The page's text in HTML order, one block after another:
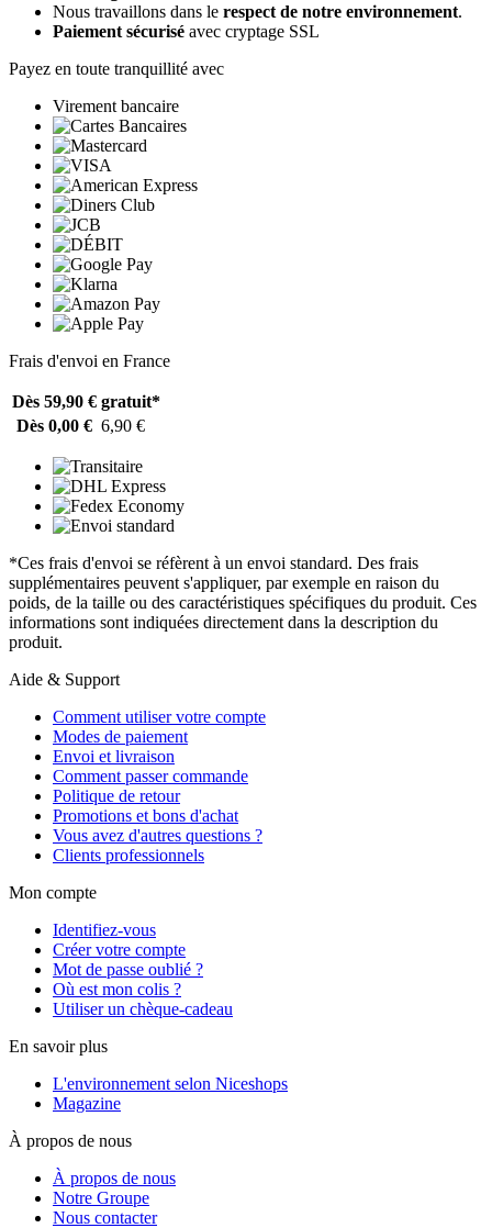
Nous travaillons dans le respect de notre environnement.
Paiement sécurisé avec cryptage SSL
Payez en toute tranquillité avec
Virement bancaire
Frais d'envoi en France
Dès 59,90 € gratuit*
Dès 0,00 € 6,90 €
*Ces frais d'envoi se réfèrent à un envoi standard. Des frais
supplémentaires peuvent s'appliquer, par exemple en raison du
poids, de la taille ou des caractéristiques spécifiques du produit. Ces
informations sont indiquées directement dans la description du
produit.
Aide & Support
Comment utiliser votre compte
Modes de paiement
Envoi et livraison
Comment passer commande
Politique de retour
Promotions et bons d'achat
Vous avez d'autres questions ?
Clients professionnels
Mon compte
Identifiez-vous
Créer votre compte
Mot de passe oublié ?
Où est mon colis ?
Utiliser un chèque-cadeau
En savoir plus
L'environnement selon Niceshops
Magazine
À propos de nous
À propos de nous
Notre Groupe
Nous contacter